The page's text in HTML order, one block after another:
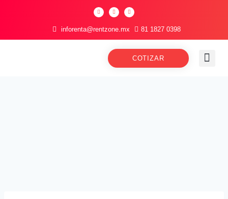
inforenta@rentzone.mx 81 1827 0398
COTIZAR